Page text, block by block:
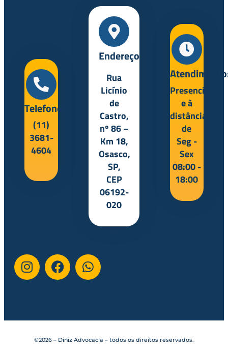
Telefone:
(11)
3681-
4604
Endereço:
Rua
Licínio
de
Castro,
nº 86 –
Km 18,
Osasco,
SP,
CEP
06192-
020
Presencial
e à
distância
de
Seg -
Sex
08:00 -
18:00
©2026 – Diniz Advocacia – todos os direitos reservados.